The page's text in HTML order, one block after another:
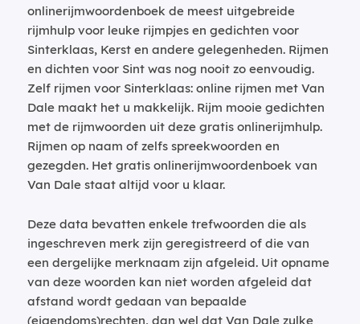
onlinerijmwoordenboek de meest uitgebreide
rijmhulp voor leuke rijmpjes en gedichten voor
Sinterklaas, Kerst en andere gelegenheden. Rijmen
en dichten voor Sint was nog nooit zo eenvoudig.
Zelf rijmen voor Sinterklaas: online rijmen met Van
Dale maakt het u makkelijk. Rijm mooie gedichten
met de rijmwoorden uit deze gratis onlinerijmhulp.
Rijmen op naam of zelfs spreekwoorden en
gezegden. Het gratis onlinerijmwoordenboek van
Van Dale staat altijd voor u klaar.
Deze data bevatten enkele trefwoorden die als
ingeschreven merk zijn geregistreerd of die van
een dergelijke merknaam zijn afgeleid. Uit opname
van deze woorden kan niet worden afgeleid dat
afstand wordt gedaan van bepaalde
(eigendoms)rechten, dan wel dat Van Dale zulke